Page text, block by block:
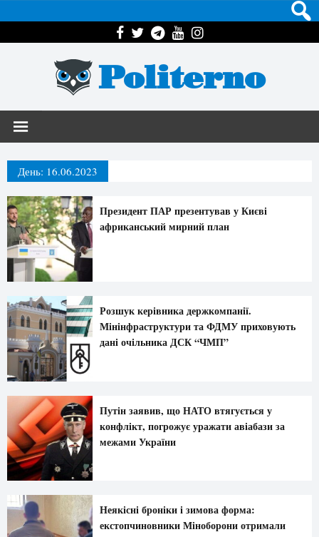
Politerno
День: 16.06.2023
Президент ПАР презентував у Києві
африканський мирний план
Розшук керівника держкомпанії.
Мінінфраструктури та ФДМУ приховують
дані очільника ДСК “ЧМП”
Путін заявив, що НАТО втягується у
конфлікт, погрожує уражати авіабази за
межами України
Неякісні броніки і зимова форма:
екстопчиновники Міноборони отримали